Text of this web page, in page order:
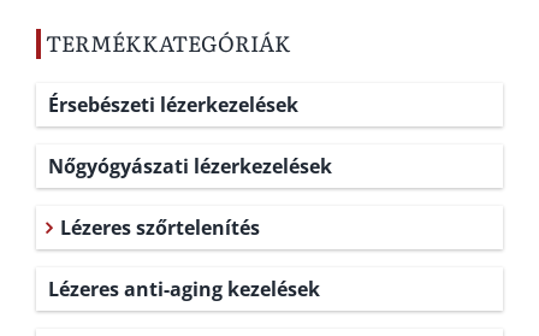
TERMÉKKATEGÓRIÁK
Érsebészeti lézerkezelések
Nőgyógyászati lézerkezelések
Lézeres szőrtelenítés
Lézeres anti-aging kezelések